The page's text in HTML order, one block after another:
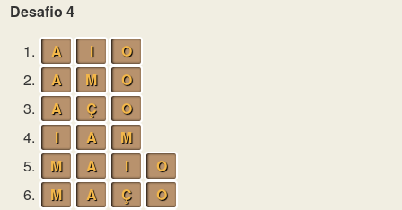
Desafio 4
1.
A I
O
2.
A M
O
3.
A Ç
O
4.
I A
M
5.
M A I
O
6.
M A Ç
O